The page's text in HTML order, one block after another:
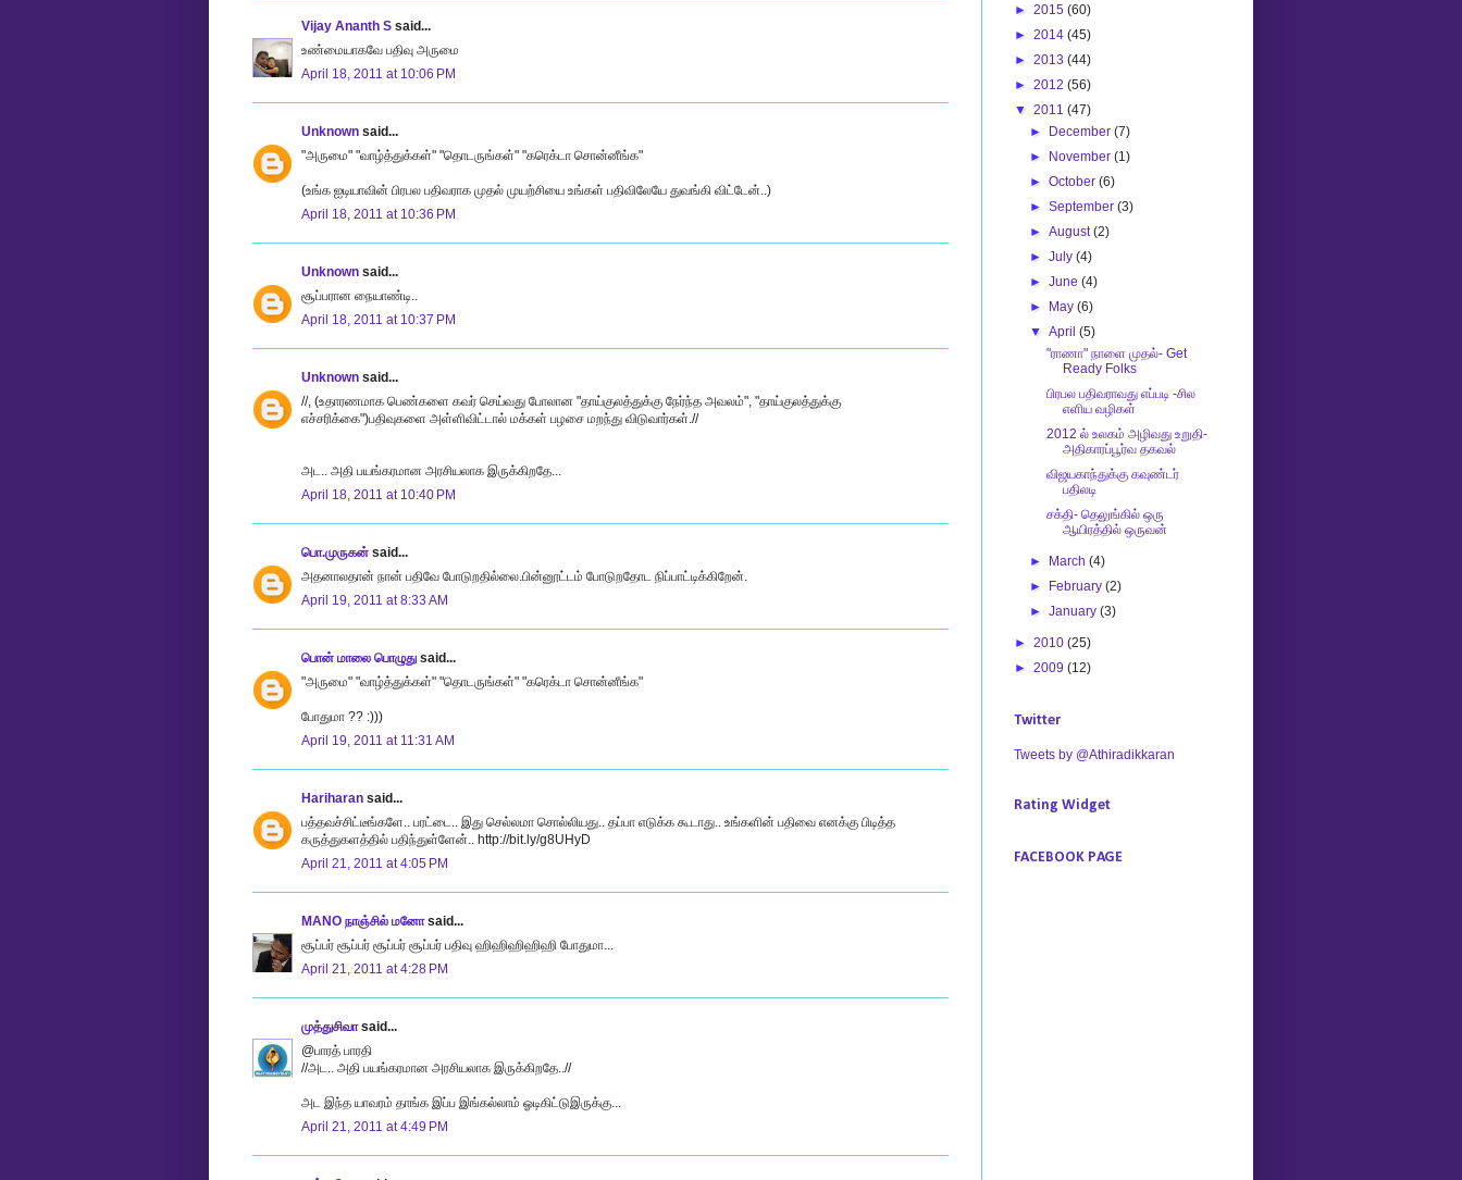
Vijay Ananth S said...
உண்மையாகவே பதிவு அருமை
April 18, 2011 at 10:06 PM
Unknown said...
"அருமை" "வாழ்த்துக்கள்" "தொடருங்கள்" "கரெக்டா சொன்னீங்க"
(உங்க ஐடியாவின் பிரபல பதிவராக முதல் முயற்சியை உங்கள் பதிவிலேயே துவங்கி விட்டேன்..)
April 18, 2011 at 10:36 PM
Unknown said...
சூப்பரான நையாண்டி..
April 18, 2011 at 10:37 PM
Unknown said...
//, (உதாரணமாக பெண்களை கவர் செய்வது போலான "தாய்குலத்துக்கு நேர்ந்த அவலம்", "தாய்குலத்துக்கு
எச்சரிக்கை")பதிவுகளை அள்ளிவிட்டால் மக்கள் பழசை மறந்து விடுவார்கள்.//
அட.. அதி பயங்கரமான அரசியலாக இருக்கிறதே...
April 18, 2011 at 10:40 PM
பொ.முருகன் said...
அதனாலதான் நான் பதிவே போடுறதில்லை.பின்னூட்டம் போடுறதோட நிப்பாட்டிக்கிறேன்.
April 19, 2011 at 8:33 AM
பொன் மாலை பொழுது said...
"அருமை" "வாழ்த்துக்கள்" "தொடருங்கள்" "கரெக்டா சொன்னீங்க"
போதுமா ?? :)))
April 19, 2011 at 11:31 AM
Hariharan said...
பத்தவச்சிட்டீங்களே.. பரட்டை.. இது செல்லமா சொல்லியது.. தப்பா எடுக்க கூடாது.. உங்களின் பதிவை எனக்கு பிடித்த
கருத்துகளத்தில் பதிந்துள்ளேன்.. http://bit.ly/g8UHyD
April 21, 2011 at 4:05 PM
MANO நாஞ்சில் மனோsaid...
சூப்பர் சூப்பர் சூப்பர் சூப்பர் பதிவு ஹிஹிஹிஹிஹி போதுமா...
April 21, 2011 at 4:28 PM
முத்துசிவாsaid...
@பாரத் பாரதி
//அட.. அதி பயங்கரமான அரசியலாக இருக்கிறதே..//
அட இந்த யாவரம் தாங்க இப்ப இங்கல்லாம் ஓடிகிட்டுஇருக்கு...
April 21, 2011 at 4:49 PM
► 2015 (60)
► 2014 (45)
► 2013 (44)
► 2012 (56)
▼ 2011 (47)
► December(7)
► November(1)
►October(6)
►September(3)
►August(2)
►July(4)
►June(4)
► May(6)
▼April(5)
"ராணா" நாளை முதல்- Get
Ready Folks
பிரபல பதிவராவது எப்படி -சில
எளிய வழிகள்
2012 ல் உலகம் அழிவது உறுதி-
அதிகாரப்பூர்வ தகவல்
விஜயகாந்துக்கு கவுண்டர்
பதிலடி
சக்தி- தெலுங்கில் ஒரு
ஆயிரத்தில் ஒருவன்
► March(4)
► February(2)
►January(3)
► 2010 (25)
► 2009 (12)
Twitter
Tweets by @Athiradikkaran
Rating Widget
FACEBOOK PAGE